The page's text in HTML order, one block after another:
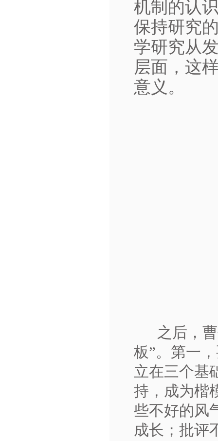
机制的认
保持研究
学研究从
层面，这
意义。
之后，
板”。第一
立在三个基
持，成为楷
些不好的风
成长；批评